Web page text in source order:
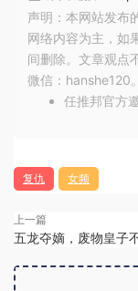
声明：本网站发布
网络内容为主，如
间删除。文章观点
微信：hanshe120。
任推邦官方
复仇 女频
上一篇
五龙夺嫡，废物皇子